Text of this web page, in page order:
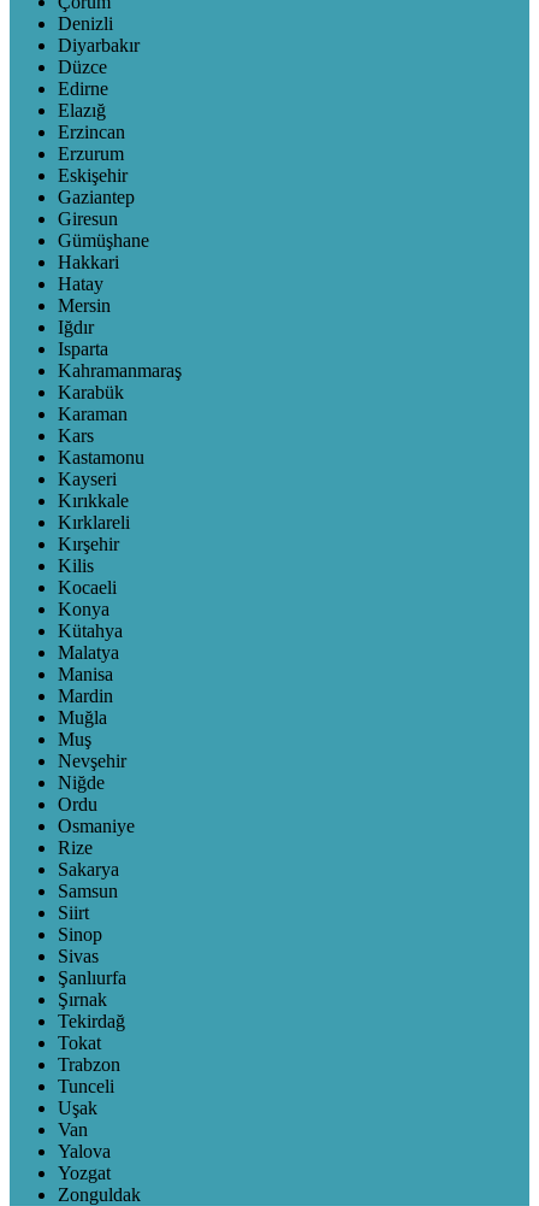
Denizli
Diyarbakır
Düzce
Edirne
Elazığ
Erzincan
Erzurum
Eskişehir
Gaziantep
Giresun
Gümüşhane
Hakkari
Hatay
Mersin
Iğdır
Isparta
Kahramanmaraş
Karabük
Karaman
Kars
Kastamonu
Kayseri
Kırıkkale
Kırklareli
Kırşehir
Kilis
Kocaeli
Konya
Kütahya
Malatya
Manisa
Mardin
Muğla
Muş
Nevşehir
Niğde
Ordu
Osmaniye
Rize
Sakarya
Samsun
Siirt
Sinop
Sivas
Şanlıurfa
Şırnak
Tekirdağ
Tokat
Trabzon
Tunceli
Uşak
Van
Yalova
Yozgat
Zonguldak